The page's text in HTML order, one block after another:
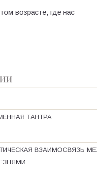
возрасте, где нас
ТАНТРА
ВЗАИМОСВЯЗЬ